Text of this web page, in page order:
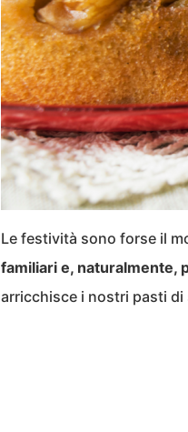
Le festività sono forse il
familiari e, naturalmente,
arricchisce i nostri pasti